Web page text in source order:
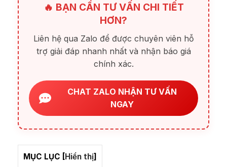
🔥 BẠN CẦN TƯ VẤN CHI TIẾT
HƠN?
Liên hệ qua Zalo để được chuyên viên hỗ
trợ giải đáp nhanh nhất và nhận báo giá
chính xác.
CHAT ZALO NHẬN TƯ VẤN
NGAY
MỤC LỤC [Hiển thị]